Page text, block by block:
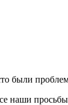
были
просьбы